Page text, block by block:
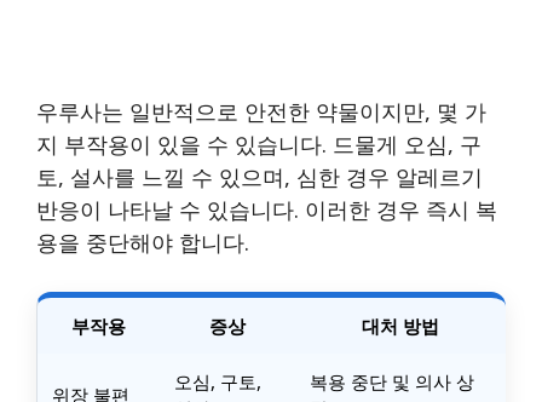
우루사는 일반적으로 안전한 약물이지만, 몇 가
지 부작용이 있을 수 있습니다. 드물게 오심, 구
토, 설사를 느낄 수 있으며, 심한 경우 알레르기
반응이 나타날 수 있습니다. 이러한 경우 즉시 복
용을 중단해야 합니다.
부작용 증상 대처 방법
위장 불편
오심, 구토,
복용 중단 및 의사 상